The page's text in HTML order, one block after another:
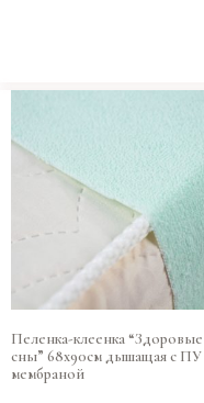
Пеленка-клеенка “Здоровые
сны” 68х90см дышащая с ПУ
мембраной